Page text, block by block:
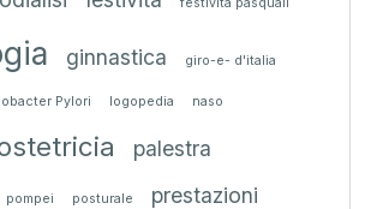
ginnastica giro-e- d'italia
Pylori logopedia naso
palestra
pompei posturale prestazioni